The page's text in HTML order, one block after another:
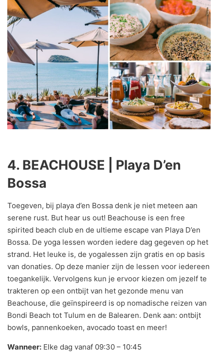
4. BEACHOUSE | Playa D’en
Bossa
Toegeven, bij playa d’en Bossa denk je niet meteen aan
serene rust. But hear us out! Beachouse is een free
spirited beach club en de ultieme escape van Playa D’en
Bossa. De yoga lessen worden iedere dag gegeven op het
strand. Het leuke is, de yogalessen zijn gratis en op basis
van donaties. Op deze manier zijn de lessen voor iedereen
toegankelijk. Vervolgens kun je ervoor kiezen om jezelf te
trakteren op een ontbijt van het gezonde menu van
Beachouse, die geïnspireerd is op nomadische reizen van
Bondi Beach tot Tulum en de Balearen. Denk aan: ontbijt
bowls, pannenkoeken, avocado toast en meer!
Wanneer: Elke dag vanaf 09:30 – 10:45